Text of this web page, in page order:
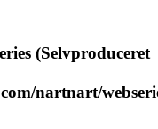
(Selvproduceret
nartnart/